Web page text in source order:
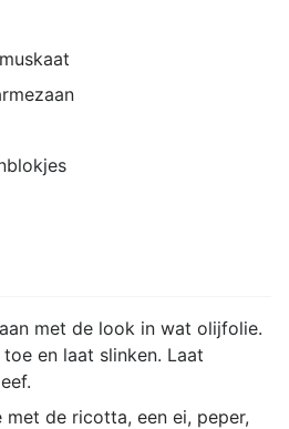
met de look in wat olijfolie.
en laat slinken. Laat
met de ricotta, een ei, peper,